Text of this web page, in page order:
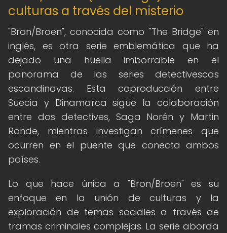
culturas a través del misterio
"Bron/Broen", conocida como "The Bridge" en
inglés, es otra serie emblemática que ha
dejado una huella imborrable en el
panorama de las series detectivescas
escandinavas. Esta coproducción entre
Suecia y Dinamarca sigue la colaboración
entre dos detectives, Saga Norén y Martin
Rohde, mientras investigan crímenes que
ocurren en el puente que conecta ambos
países.
Lo que hace única a "Bron/Broen" es su
enfoque en la unión de culturas y la
exploración de temas sociales a través de
tramas criminales complejas. La serie aborda